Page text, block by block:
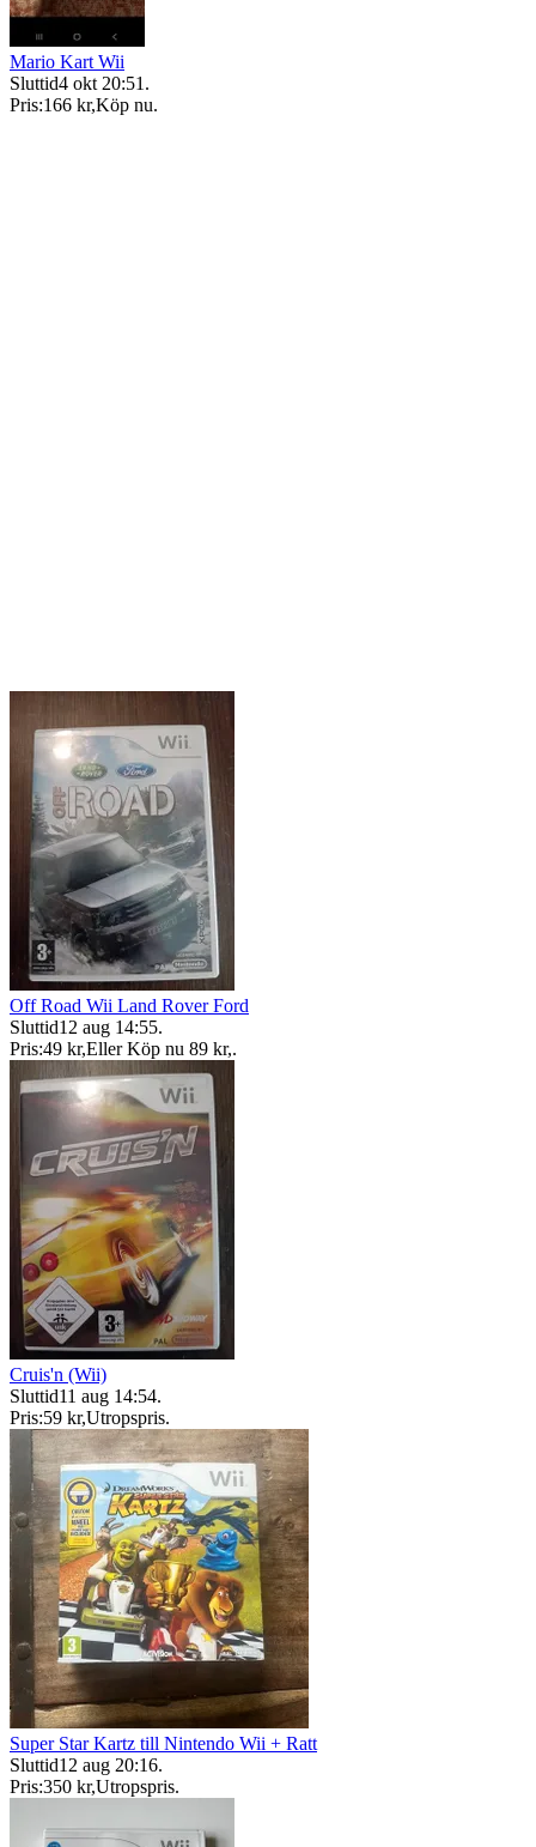
Mario Kart Wii
Sluttid4 okt 20:51 .
Pris:166 kr,Köp nu.
Off Road Wii Land Rover Ford
Sluttid12 aug 14:55.
Pris:49 kr,Eller Köp nu 89 kr,.
Cruis'n (Wii)
Sluttid11 aug 14:54.
Pris:59 kr,Utropspris.
Super Star Kartz till Nintendo Wii + Ratt
Sluttid12 aug 20:16.
Pris:350 kr,Utropspris.